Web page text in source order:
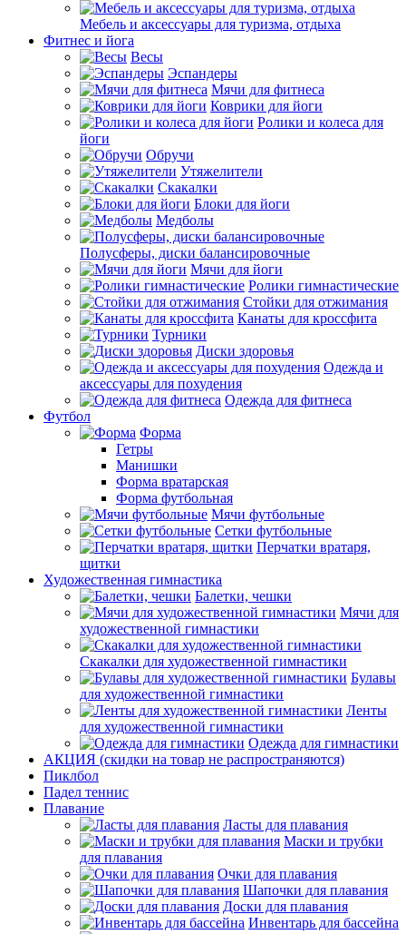
Мебель и аксессуары для туризма, отдыха
Фитнес и йога
Весы
Эспандеры
Мячи для фитнеса
Коврики для йоги
Ролики и колеса для
йоги
Обручи
Утяжелители
Скакалки
Блоки для йоги
Медболы
Полусферы, диски балансировочные
Мячи для йоги
Ролики гимнастические
Стойки для отжимания
Канаты для кроссфита
Турники
Диски здоровья
Одежда и
аксессуары для похудения
Одежда для фитнеса
Футбол
Форма
Гетры
Манишки
Форма вратарская
Форма футбольная
Мячи футбольные
Сетки футбольные
Перчатки вратаря,
щитки
Художественная гимнастика
Балетки, чешки
Мячи для
художественной гимнастики
Скакалки для художественной гимнастики
Булавы
для художественной гимнастики
Ленты
для художественной гимнастики
Одежда для гимнастики
АКЦИЯ (скидки на товар не распространяются)
Пиклбол
Падел теннис
Плавание
Ласты для плавания
Маски и трубки
для плавания
Очки для плавания
Шапочки для плавания
Доски для плавания
Инвентарь для бассейна